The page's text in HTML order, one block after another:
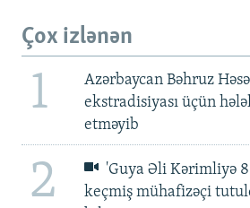
Çox izlənən
1
Azərbaycan Bəhruz
ekstradisiyası üçün
etməyib
2
'Guya Əli Kərimliyə
keçmiş mühafizəçi